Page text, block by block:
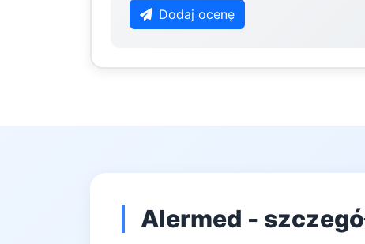
Dodaj ocenę
Alermed -